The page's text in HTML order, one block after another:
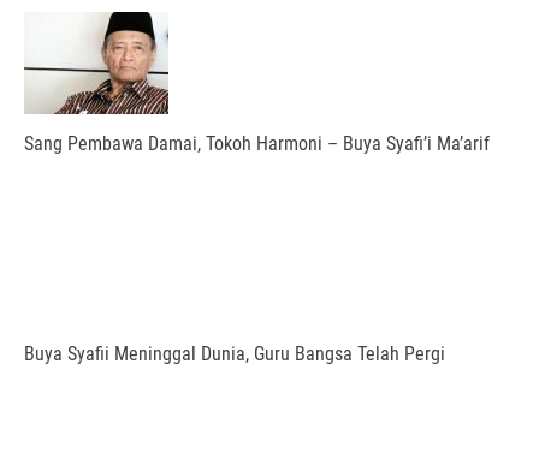
Sang Pembawa Damai, Tokoh Harmoni – Buya Syafi’i Ma’arif
Buya Syafii Meninggal Dunia, Guru Bangsa Telah Pergi